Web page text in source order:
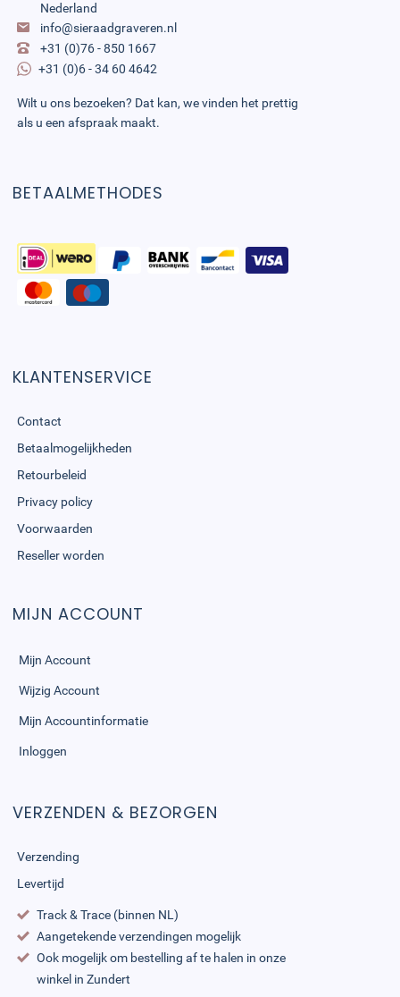
Nederland
info@sieraadgraveren.nl
+31 (0)76 - 850 1667
+31 (0)6 - 34 60 4642
Wilt u ons bezoeken? Dat kan, we vinden het prettig
als u een afspraak maakt.
BETAALMETHODES
KLANTENSERVICE
Contact
Betaalmogelijkheden
Retourbeleid
Privacy policy
Voorwaarden
Reseller worden
MIJN ACCOUNT
Mijn Account
Wijzig Account
Mijn Accountinformatie
Inloggen
VERZENDEN & BEZORGEN
Verzending
Levertijd
Track & Trace (binnen NL)
Aangetekende verzendingen mogelijk
Ook mogelijk om bestelling af te halen in onze
winkel in Zundert